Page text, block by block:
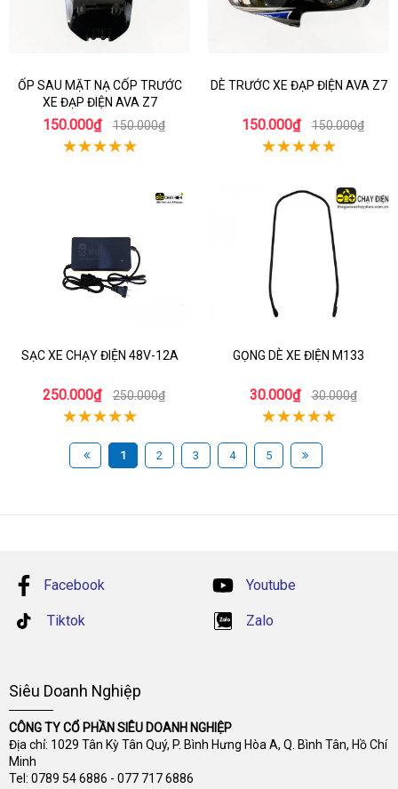
ỐP SAU MẶT NẠ CỐP TRƯỚC
XE ĐẠP ĐIỆN AVA Z7
150.000₫ 150.000₫
DÈ TRƯỚC XE ĐẠP ĐIỆN AVA Z7
150.000₫ 150.000₫
SẠC XE CHẠY ĐIỆN 48V-12A
250.000₫ 250.000₫
GỌNG DÈ XE ĐIỆN M133
30.000₫ 30.000₫
1 2 3 4 5
Facebook Youtube
Tiktok Zalo
Siêu Doanh Nghiệp
CÔNG TY CỔ PHẦN SIÊU DOANH NGHIỆP
Địa chỉ: 1029 Tân Kỳ Tân Quý, P. Bình Hưng Hòa A, Q. Bình Tân, Hồ Chí
Minh
Tel: 0789 54 6886 - 077 717 6886